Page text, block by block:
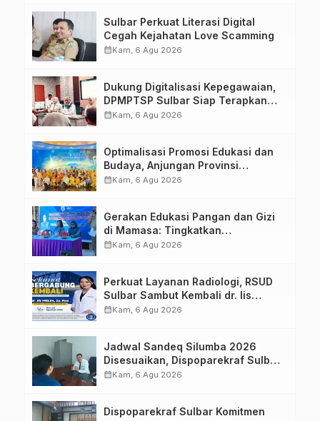
Sulbar Perkuat Literasi Digital
Cegah Kejahatan Love Scamming
calendar_monthKam, 6 Agu 2026
Dukung Digitalisasi Kepegawaian,
DPMPTSP Sulbar Siap Terapkan
Aplikasi FLEKSI ASN
calendar_monthKam, 6 Agu 2026
Optimalisasi Promosi Edukasi dan
Budaya, Anjungan Provinsi
Sulawesi Barat Perkuat Kolaborasi
calendar_monthKam, 6 Agu 2026
Gerakan Edukasi Pangan dan Gizi
di Mamasa: Tingkatkan
Pengetahuan dan Keterampilan
calendar_monthKam, 6 Agu 2026
Perkuat Layanan Radiologi, RSUD
Sulbar Sambut Kembali dr. Iis
Imelda, Sp.Rad
calendar_monthKam, 6 Agu 2026
Jadwal Sandeq Silumba 2026
Disesuaikan, Dispoparekraf Sulbar
Pastikan Persiapan Tetap
calendar_monthKam, 6 Agu 2026
Dispoparekraf Sulbar Komitmen